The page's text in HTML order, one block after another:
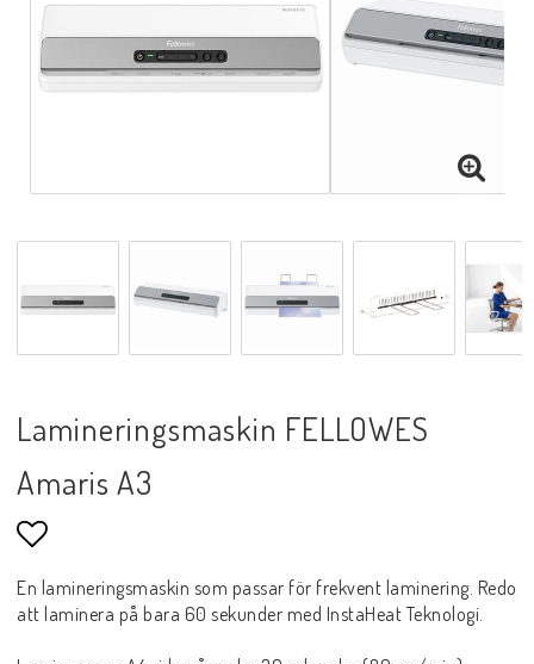
Lamineringsmaskin FELLOWES
Amaris A3
Lägg till i favoritlistan
En lamineringsmaskin som passar för frekvent laminering. Redo
att laminera på bara 60 sekunder med InstaHeat Teknologi.